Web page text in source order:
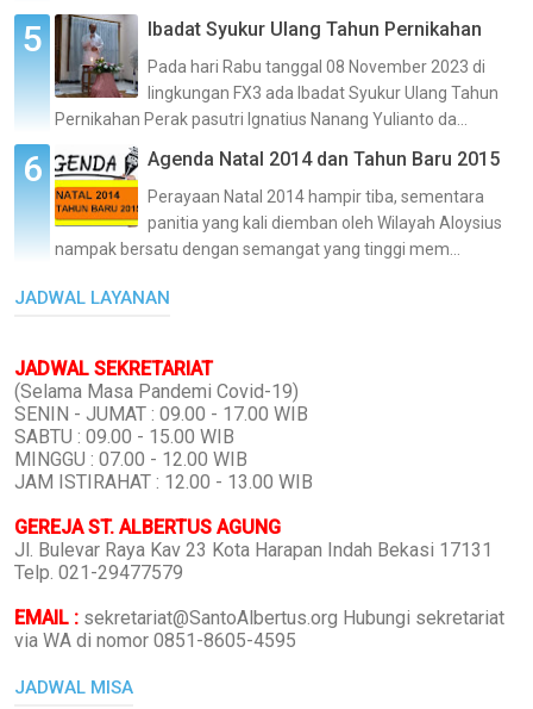
Ibadat Syukur Ulang Tahun Pernikahan
Pada hari Rabu tanggal 08 November 2023 di
lingkungan FX3 ada Ibadat Syukur Ulang Tahun
Pernikahan Perak pasutri Ignatius Nanang Yulianto da...
Agenda Natal 2014 dan Tahun Baru 2015
Perayaan Natal 2014 hampir tiba, sementara
panitia yang kali diemban oleh Wilayah Aloysius
nampak bersatu dengan semangat yang tinggi mem...
JADWAL LAYANAN
JADWAL SEKRETARIAT
(Selama Masa Pandemi Covid-19)
SENIN - JUMAT : 09.00 - 17.00 WIB
SABTU : 09.00 - 15.00 WIB
MINGGU : 07.00 - 12.00 WIB
JAM ISTIRAHAT : 12.00 - 13.00 WIB
GEREJA ST. ALBERTUS AGUNG
Jl. Bulevar Raya Kav 23 Kota Harapan Indah Bekasi 17131
Telp. 021-29477579
EMAIL : sekretariat@SantoAlbertus.org Hubungi sekretariat
via WA di nomor 0851-8605-4595
JADWAL MISA